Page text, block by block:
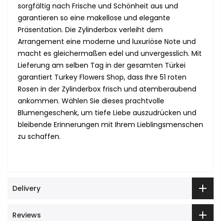
sorgfältig nach Frische und Schönheit aus und
garantieren so eine makellose und elegante
Präsentation. Die Zylinderbox verleiht dem
Arrangement eine moderne und luxuriöse Note und
macht es gleichermaßen edel und unvergesslich. Mit
Lieferung am selben Tag in der gesamten Türkei
garantiert Turkey Flowers Shop, dass Ihre 51 roten
Rosen in der Zylinderbox frisch und atemberaubend
ankommen. Wählen Sie dieses prachtvolle
Blumengeschenk, um tiefe Liebe auszudrücken und
bleibende Erinnerungen mit Ihrem Lieblingsmenschen
zu schaffen.
Delivery
Reviews